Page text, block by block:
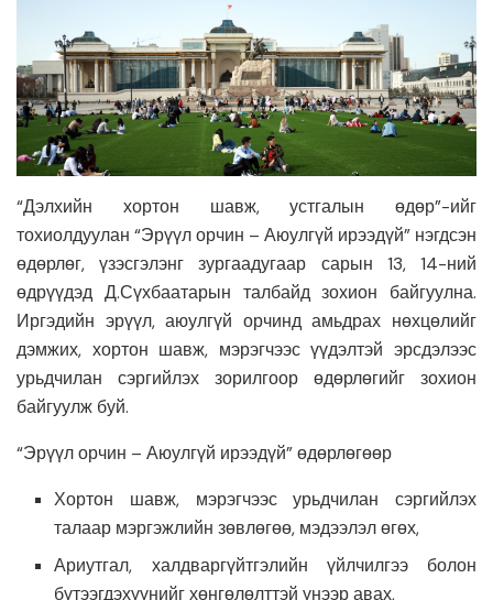
“Дэлхийн хортон шавж, устгалын өдөр”-ийг
тохиолдуулан “Эрүүл орчин – Аюулгүй ирээдүй” нэгдсэн
өдөрлөг, үзэсгэлэнг зургаадугаар сарын 13, 14-ний
өдрүүдэд Д.Сүхбаатарын талбайд зохион байгуулна.
Иргэдийн эрүүл, аюулгүй орчинд амьдрах нөхцөлийг
дэмжих, хортон шавж, мэрэгчээс үүдэлтэй эрсдэлээс
урьдчилан сэргийлэх зорилгоор өдөрлөгийг зохион
байгуулж буй.
“Эрүүл орчин – Аюулгүй ирээдүй” өдөрлөгөөр
Хортон шавж, мэрэгчээс урьдчилан сэргийлэх
талаар мэргэжлийн зөвлөгөө, мэдээлэл өгөх,
Ариутгал, халдваргүйтгэлийн үйлчилгээ болон
бүтээгдэхүүнийг хөнгөлөлттэй үнээр авах,